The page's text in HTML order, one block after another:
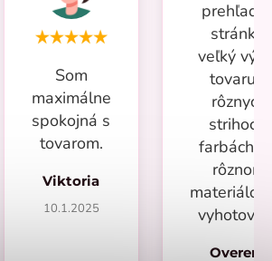
Som
maximálne
spokojná s
tovarom.
Viktoria
10.1.2025
stránka,
veľký
tovaru v
rôznych
strihoch,
farbách a
rôznom
Overený